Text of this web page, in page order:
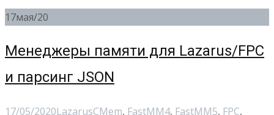
17мая/20
Менеджеры памяти для Lazarus/FPC
и парсинг JSON
17/05/2020LazarusCMem, FastMM4, FastMM5, FPC,